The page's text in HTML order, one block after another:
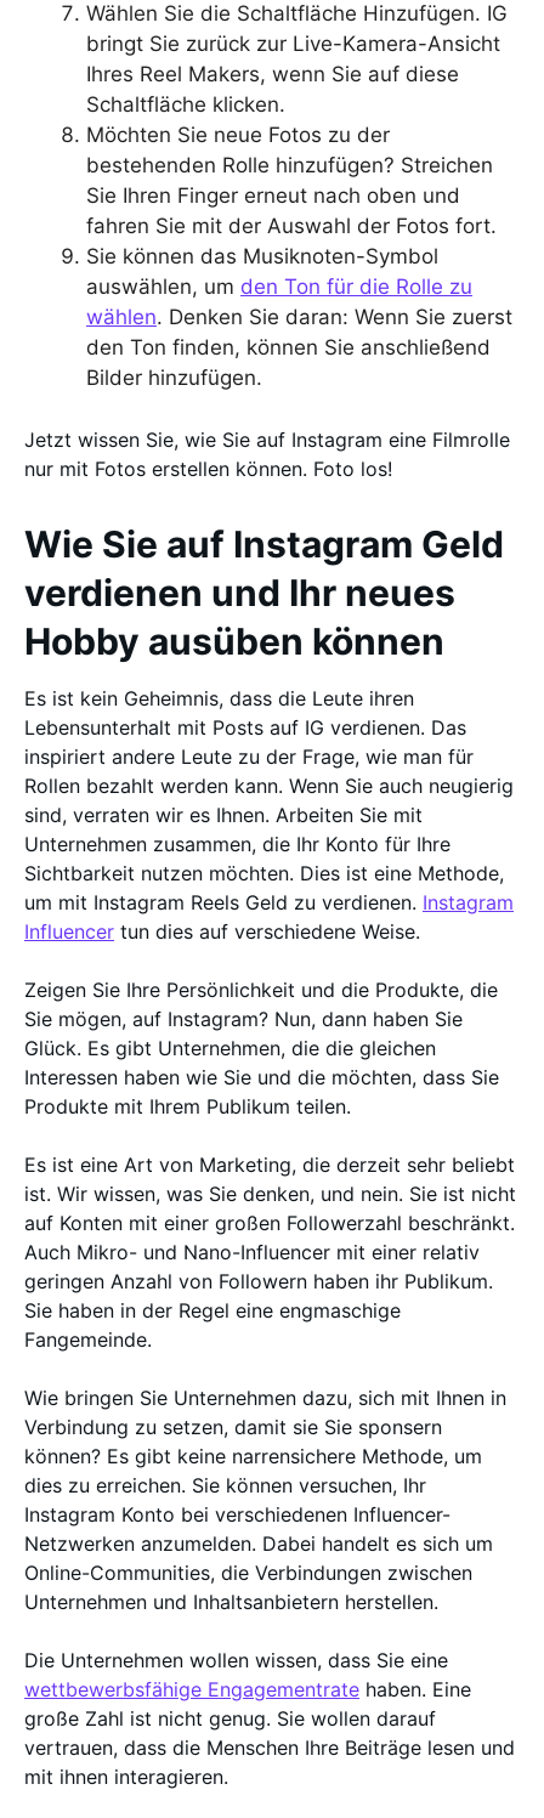
Wählen Sie die Schaltfläche Hinzufügen. IG
bringt Sie zurück zur Live-Kamera-Ansicht
Ihres Reel Makers, wenn Sie auf diese
Schaltfläche klicken.
Möchten Sie neue Fotos zu der
bestehenden Rolle hinzufügen? Streichen
Sie Ihren Finger erneut nach oben und
fahren Sie mit der Auswahl der Fotos fort.
Sie können das Musiknoten-Symbol
auswählen, um den Ton für die Rolle zu
wählen. Denken Sie daran: Wenn Sie zuerst
den Ton finden, können Sie anschließend
Bilder hinzufügen.
Jetzt wissen Sie, wie Sie auf Instagram eine Filmrolle
nur mit Fotos erstellen können. Foto los!
Wie Sie auf Instagram Geld
verdienen und Ihr neues
Hobby ausüben können
Es ist kein Geheimnis, dass die Leute ihren
Lebensunterhalt mit Posts auf IG verdienen. Das
inspiriert andere Leute zu der Frage, wie man für
Rollen bezahlt werden kann. Wenn Sie auch neugierig
sind, verraten wir es Ihnen. Arbeiten Sie mit
Unternehmen zusammen, die Ihr Konto für Ihre
Sichtbarkeit nutzen möchten. Dies ist eine Methode,
um mit Instagram Reels Geld zu verdienen. Instagram
Influencer tun dies auf verschiedene Weise.
Zeigen Sie Ihre Persönlichkeit und die Produkte, die
Sie mögen, auf Instagram? Nun, dann haben Sie
Glück. Es gibt Unternehmen, die die gleichen
Interessen haben wie Sie und die möchten, dass Sie
Produkte mit Ihrem Publikum teilen.
Es ist eine Art von Marketing, die derzeit sehr beliebt
ist. Wir wissen, was Sie denken, und nein. Sie ist nicht
auf Konten mit einer großen Followerzahl beschränkt.
Auch Mikro- und Nano-Influencer mit einer relativ
geringen Anzahl von Followern haben ihr Publikum.
Sie haben in der Regel eine engmaschige
Fangemeinde.
Wie bringen Sie Unternehmen dazu, sich mit Ihnen in
Verbindung zu setzen, damit sie Sie sponsern
können? Es gibt keine narrensichere Methode, um
dies zu erreichen. Sie können versuchen, Ihr
Instagram Konto bei verschiedenen Influencer-
Netzwerken anzumelden. Dabei handelt es sich um
Online-Communities, die Verbindungen zwischen
Unternehmen und Inhaltsanbietern herstellen.
Die Unternehmen wollen wissen, dass Sie eine
wettbewerbsfähige Engagementrate haben. Eine
große Zahl ist nicht genug. Sie wollen darauf
vertrauen, dass die Menschen Ihre Beiträge lesen und
mit ihnen interagieren.